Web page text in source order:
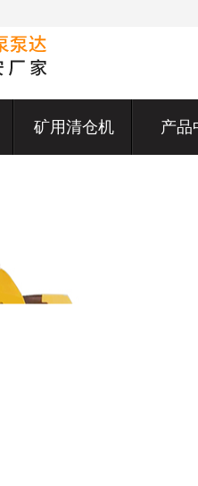
矿用清仓机 产品